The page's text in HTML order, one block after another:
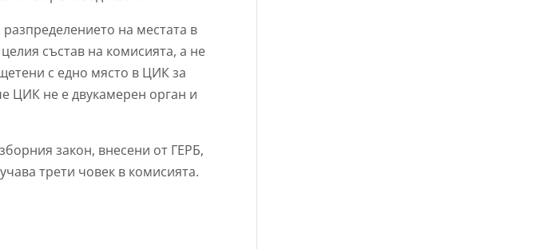
на местата в
състав на комисията, а не
с едно място в ЦИК за
ЦИК не е двукамерен орган и
закон, внесени от ГЕРБ,
трети човек в комисията.